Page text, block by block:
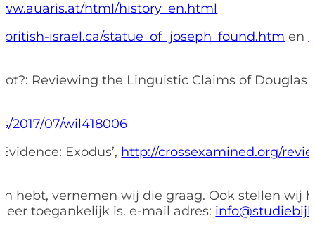
html/history_en.html
israel.ca/statue_of_joseph_found.htm en
Reviewing the Linguistic Claims of Douglas
2017/07/wil418006
Exodus’, http://crossexamined.org/
hebt, vernemen wij die graag. Ook stellen wij
toegankelijk is. e-mail adres: